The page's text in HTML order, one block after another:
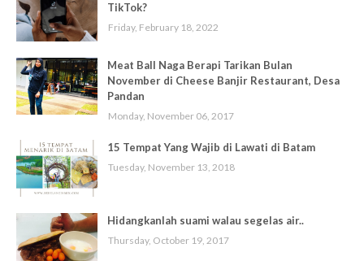
TikTok?
Friday, February 18, 2022
Meat Ball Naga Berapi Tarikan Bulan
November di Cheese Banjir Restaurant, Desa
Pandan
Monday, November 06, 2017
15 Tempat Yang Wajib di Lawati di Batam
Tuesday, November 13, 2018
Hidangkanlah suami walau segelas air..
Thursday, October 19, 2017